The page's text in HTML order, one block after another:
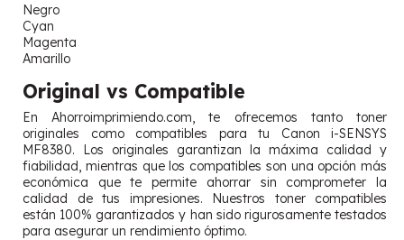
Negro
Cyan
Magenta
Amarillo
Original vs Compatible
En Ahorroimprimiendo.com, te ofrecemos tanto toner
originales como compatibles para tu Canon i-SENSYS
MF8380. Los originales garantizan la máxima calidad y
fiabilidad, mientras que los compatibles son una opción más
económica que te permite ahorrar sin comprometer la
calidad de tus impresiones. Nuestros toner compatibles
están 100% garantizados y han sido rigurosamente testados
para asegurar un rendimiento óptimo.